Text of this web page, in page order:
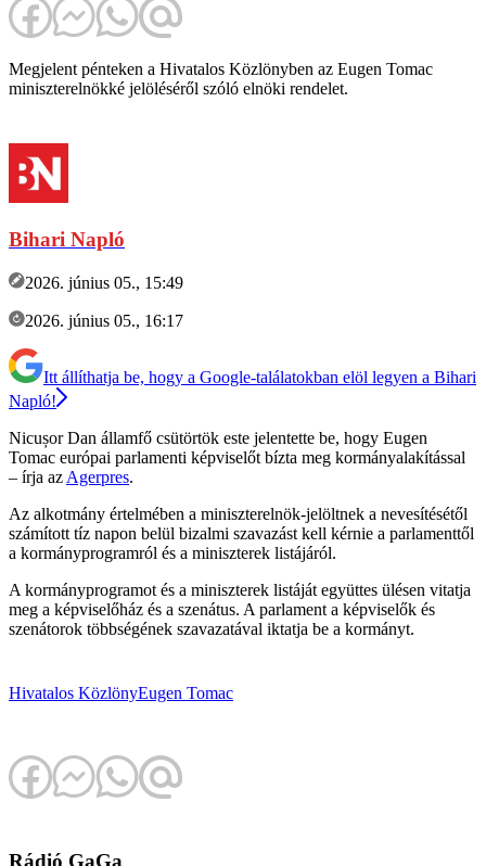
Megjelent pénteken a Hivatalos Közlönyben az Eugen Tomac
miniszterelnökké jelöléséről szóló elnöki rendelet.
Bihari Napló
2026. június 05., 15:49
2026. június 05., 16:17
Itt állíthatja be, hogy a Google-találatokban elöl legyen a Bihari
Napló!
Nicușor Dan államfő csütörtök este jelentette be, hogy Eugen
Tomac európai parlamenti képviselőt bízta meg kormányalakítással
– írja az Agerpres.
Az alkotmány értelmében a miniszterelnök-jelöltnek a nevesítésétől
számított tíz napon belül bizalmi szavazást kell kérnie a parlamenttől
a kormányprogramról és a miniszterek listájáról.
A kormányprogramot és a miniszterek listáját együttes ülésen vitatja
meg a képviselőház és a szenátus. A parlament a képviselők és
szenátorok többségének szavazatával iktatja be a kormányt.
Hivatalos KözlönyEugen Tomac